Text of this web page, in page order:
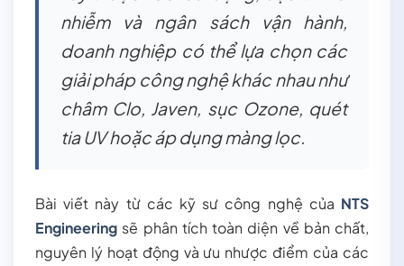
nhiễm và ngân sách vận hành,
doanh nghiệp có thể lựa chọn các
giải pháp công nghệ khác nhau như
châm Clo, Javen, sục Ozone, quét
tia UV hoặc áp dụng màng lọc.
Bài viết này từ các kỹ sư công nghệ của NTS
Engineering sẽ phân tích toàn diện về bản chất,
nguyên lý hoạt động và ưu nhược điểm của các